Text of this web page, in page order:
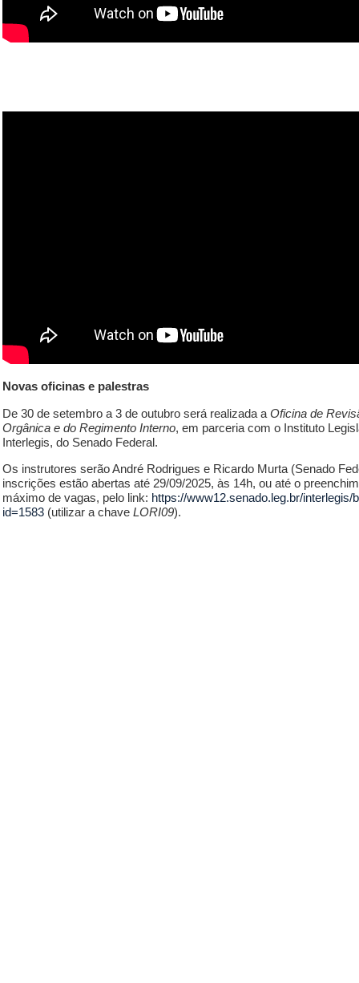
Novas oficinas e palestras
De 30 de setembro a 3 de outubro será realizada aOficina de
Orgânica e do Regimento Interno, em parceria com o Instituto
Interlegis, do Senado Federal.
Os instrutores serão André Rodrigues e Ricardo Murta (Senado
inscrições estão abertas até 29/09/2025, às 14h, ou até o
máximo de vagas, pelo link: https://www12.senado.leg.br/interlegis/
id=1583 (utilizar a chaveLORI09).